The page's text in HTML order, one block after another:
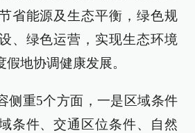
省能源及生态平衡，绿色规
、绿色运营，实现生态环境
地协调健康发展。
侧重5个方面，一是区域条件
条件、交通区位条件、自然